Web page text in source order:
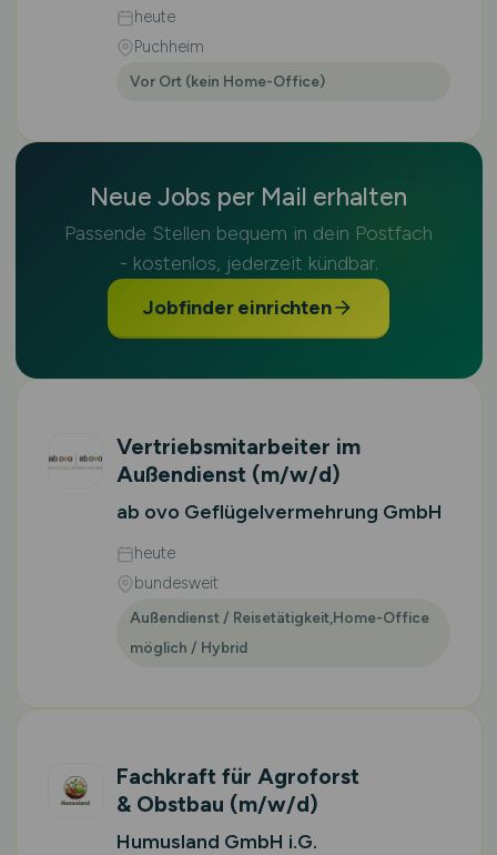
heute
Puchheim
Vor Ort (kein Home-Office)
Neue Jobs per Mail erhalten
Passende Stellen bequem in dein Postfach
- kostenlos, jederzeit kündbar.
Jobfinder einrichten
Vertriebsmitarbeiter im
Außendienst (m/w/d)
ab ovo Geflügelvermehrung GmbH
heute
bundesweit
Außendienst / Reisetätigkeit,Home-Office
möglich / Hybrid
Fachkraft für Agroforst
& Obstbau (m/w/d)
Humusland GmbH i.G.